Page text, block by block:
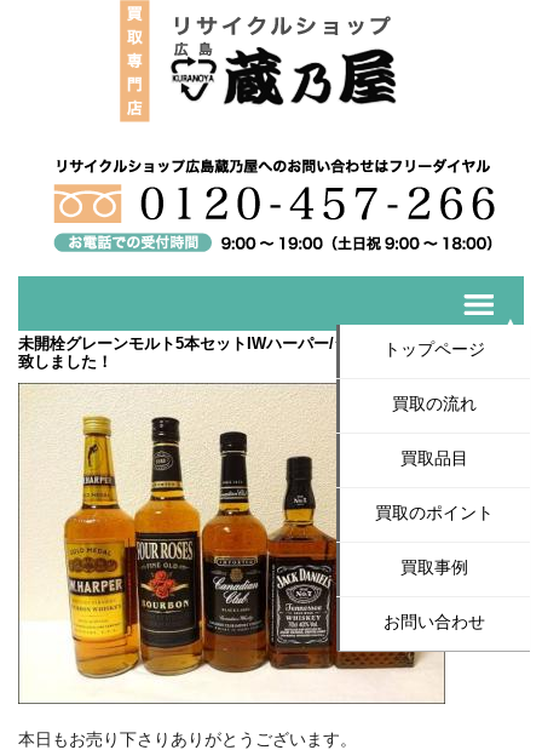
トップページ
買取の流れ
買取品目
買取のポイント
買取事例
お問い合わせ
未開栓グレーンモルト5本セットIWハーパー/ジャックダニエルetc入荷
致しました！
本日もお売り下さりありがとうございます。